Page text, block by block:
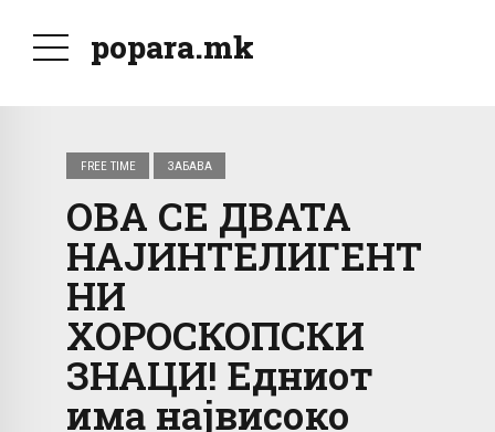
popara.mk
FREE TIME ЗАБАВА
ОВА СЕ ДВАТА
НАЈИНТЕЛИГЕНТ
НИ
ХОРОСКОПСКИ
ЗНАЦИ! Едниот
има највисоко